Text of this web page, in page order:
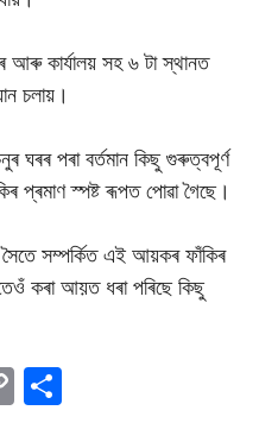
আৰু কাৰ্যালয় সহ ৬ টা স্থানত
চলায়।
ঘৰৰ পৰা বৰ্তমান কিছু গুৰুত্বপূৰ্ণ
প্ৰমাণ স্পষ্ট ৰূপত পোৱা গৈছে।
সম্পৰ্কিত এই আয়কৰ ফাঁকিৰ
কৰা আয়ত ধৰা পৰিছে কিছু
C